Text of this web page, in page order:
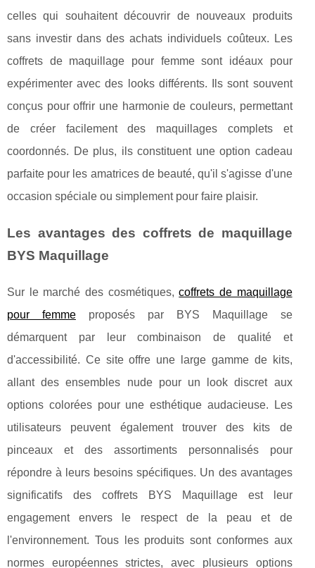
celles qui souhaitent découvrir de nouveaux produits
sans investir dans des achats individuels coûteux. Les
coffrets de maquillage pour femme sont idéaux pour
expérimenter avec des looks différents. Ils sont souvent
conçus pour offrir une harmonie de couleurs, permettant
de créer facilement des maquillages complets et
coordonnés. De plus, ils constituent une option cadeau
parfaite pour les amatrices de beauté, qu'il s'agisse d'une
occasion spéciale ou simplement pour faire plaisir.
Les avantages des coffrets de maquillage
BYS Maquillage
Sur le marché des cosmétiques,coffrets de maquillage
pour femmeproposés par BYS Maquillage se
démarquent par leur combinaison de qualité et
d'accessibilité. Ce site offre une large gamme de kits,
allant des ensembles nude pour un look discret aux
options colorées pour une esthétique audacieuse. Les
utilisateurs peuvent également trouver des kits de
pinceaux et des assortiments personnalisés pour
répondre à leurs besoins spécifiques. Un des avantages
significatifs des coffrets BYS Maquillage est leur
engagement envers le respect de la peau et de
l'environnement. Tous les produits sont conformes aux
normes européennes strictes, avec plusieurs options